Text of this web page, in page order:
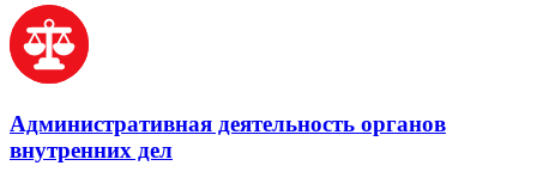
Административная деятельность органов
внутренних дел